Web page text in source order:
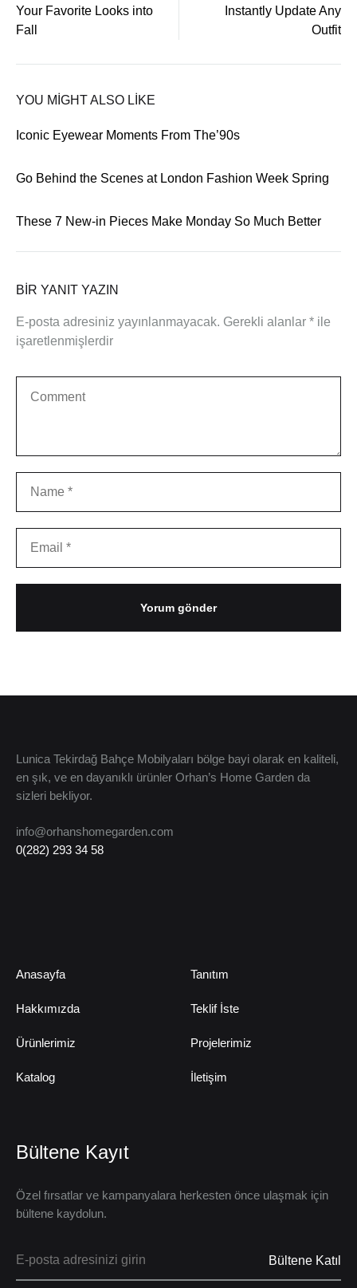
Your Favorite Looks into
Fall
Instantly Update Any
Outfit
YOU MIGHT ALSO LIKE
Iconic Eyewear Moments From The’90s
Go Behind the Scenes at London Fashion Week Spring
These 7 New-in Pieces Make Monday So Much Better
BIR YANIT YAZIN
E-posta adresiniz yayınlanmayacak. Gerekli alanlar * ile
işaretlenmişlerdir
Lunica Tekirdağ Bahçe Mobilyaları bölge bayi olarak en kaliteli,
en şık, ve en dayanıklı ürünler Orhan’s Home Garden da
sizleri bekliyor.
info@orhanshomegarden.com
0(282) 293 34 58
Anasayfa
Hakkımızda
Ürünlerimiz
Katalog
Tanıtım
Teklif İste
Projelerimiz
İletişim
Bültene Kayıt
Özel fırsatlar ve kampanyalara herkesten önce ulaşmak için
bültene kaydolun.